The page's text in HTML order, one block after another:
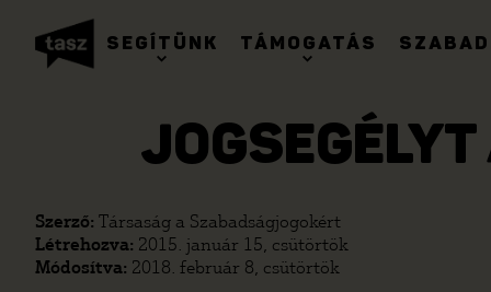
SEGÍTÜNK TÁMOGATÁS
Szerző: Társaság a Szabadságjogokért
Létrehozva: 2015. január 15, csütörtök
Módosítva: 2018. február 8, csütörtök